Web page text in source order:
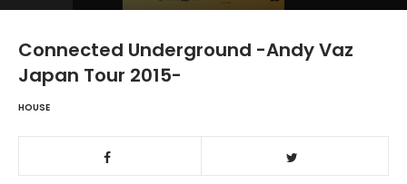
Connected Underground -Andy Vaz
Japan Tour 2015-
HOUSE